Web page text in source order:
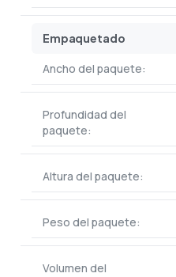
Empaquetado
Ancho del paquete:
Profundidad del
paquete:
Altura del paquete:
Peso del paquete:
Volumen del